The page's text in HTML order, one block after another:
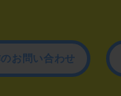
お問い合わせ